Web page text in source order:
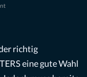
richtig
eine gute Wahl